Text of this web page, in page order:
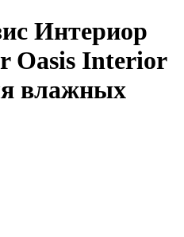
Интериор
Oasis Interior
влажных